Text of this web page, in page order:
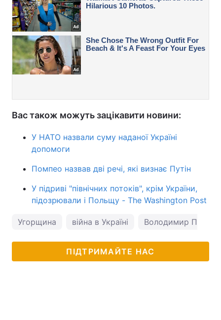
Вас також можуть зацікавити новини:
У НАТО назвали суму наданої Україні
допомоги
Помпео назвав дві речі, які визнає Путін
У підриві "північних потоків", крім України,
підозрювали і Польщу - The Washington Post
Угорщина війна в Україні Володимир Путін
ПІДТРИМАЙТЕ НАС